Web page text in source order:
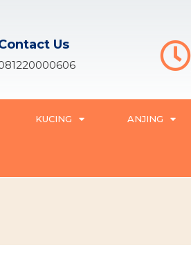
Us
KUCING ANJING